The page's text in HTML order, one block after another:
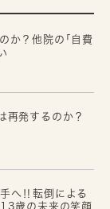
か？他院の｢自費
再発するのか？
へ‼転倒による
歳の未来の笑顔